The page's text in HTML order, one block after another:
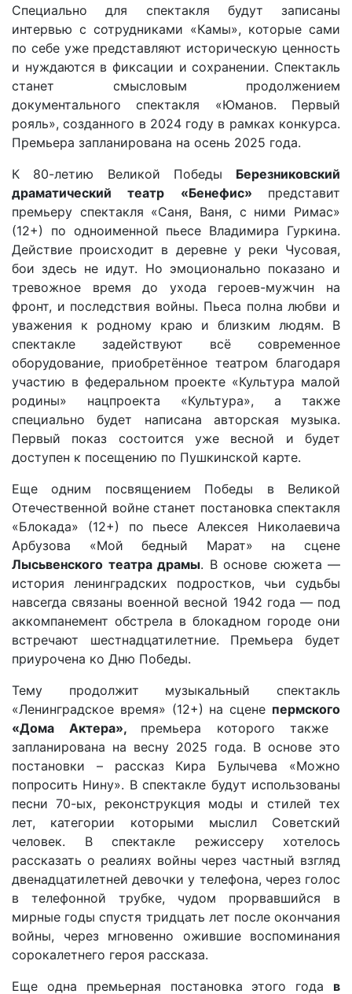
Специально для спектакля будут записаны
интервью с сотрудниками «Камы», которые сами
по себе уже представляют историческую ценность
и нуждаются в фиксации и сохранении. Спектакль
станет смысловым продолжением
документального спектакля «Юманов. Первый
рояль», созданного в 2024 году в рамках конкурса.
Премьера запланирована на осень 2025 года.
К 80-летию Великой Победы Березниковский
драматический театр «Бенефис» представит
премьеру спектакля «Саня, Ваня, с ними Римас»
(12+) по одноименной пьесе Владимира Гуркина.
Действие происходит в деревне у реки Чусовая,
бои здесь не идут. Но эмоционально показано и
тревожное время до ухода героев-мужчин на
фронт, и последствия войны. Пьеса полна любви и
уважения к родному краю и близким людям. В
спектакле задействуют всё современное
оборудование, приобретённое театром благодаря
участию в федеральном проекте «Культура малой
родины» нацпроекта «Культура», а также
специально будет написана авторская музыка.
Первый показ состоится уже весной и будет
доступен к посещению по Пушкинской карте.
Еще одним посвящением Победы в Великой
Отечественной войне станет постановка спектакля
«Блокада» (12+) по пьесе Алексея Николаевича
Арбузова «Мой бедный Марат» на сцене
Лысьвенского театра драмы. В основе сюжета —
история ленинградских подростков, чьи судьбы
навсегда связаны военной весной 1942 года — под
аккомпанемент обстрела в блокадном городе они
встречают шестнадцатилетние. Премьера будет
приурочена ко Дню Победы.
Тему продолжит музыкальный спектакль
«Ленинградское время» (12+) на сцене пермского
«Дома Актера», премьера которого также
запланирована на весну 2025 года. В основе это
постановки – рассказ Кира Булычева «Можно
попросить Нину». В спектакле будут использованы
песни 70-ых, реконструкция моды и стилей тех
лет, категории которыми мыслил Советский
человек. В спектакле режиссеру хотелось
рассказать о реалиях войны через частный взгляд
двенадцатилетней девочки у телефона, через голос
в телефонной трубке, чудом прорвавшийся в
мирные годы спустя тридцать лет после окончания
войны, через мгновенно ожившие воспоминания
сорокалетнего героя рассказа.
Еще одна премьерная постановка этого года в